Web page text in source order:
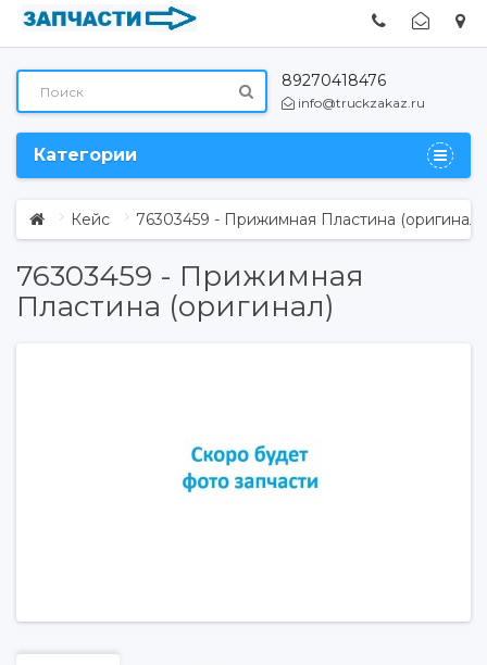
89270418476
info@truckzakaz.ru
Категории
Кейс 76303459 - Прижимная Пластина (оригинал)
76303459 - Прижимная
Пластина (оригинал)